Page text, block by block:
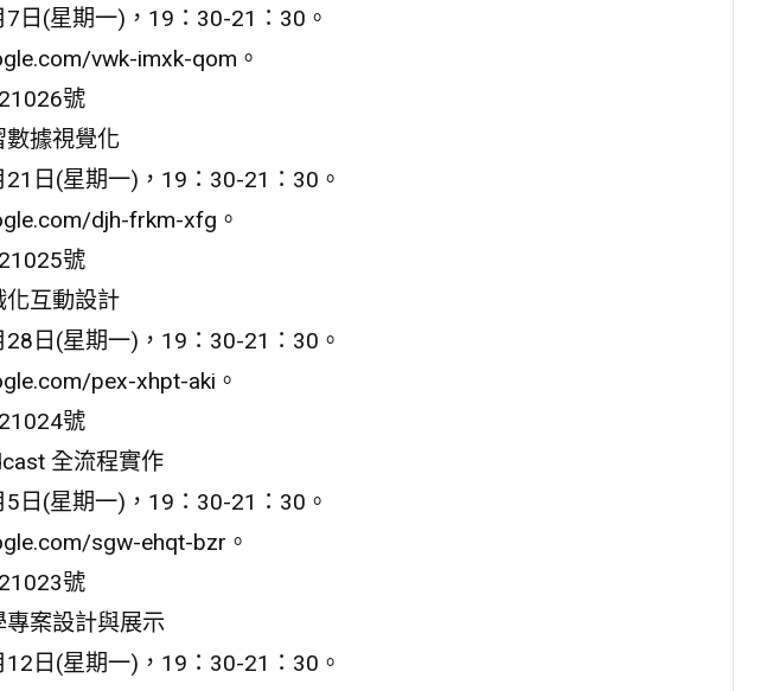
日(星期一)，19：30-21：30。
vwk-imxk-qom。
號
數據視覺化
日(星期一)，19：30-21：30。
djh-frkm-xfg。
號
化互動設計
日(星期一)，19：30-21：30。
pex-xhpt-aki。
號
全流程實作
日(星期一)，19：30-21：30。
sgw-ehqt-bzr。
號
案設計與展示
日(星期一)，19：30-21：30。